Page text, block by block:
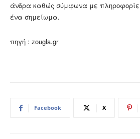
άνδρα καθώς σύμφωνα με
ένα σημείωμα.
πηγή : zougla.gr
Facebook X